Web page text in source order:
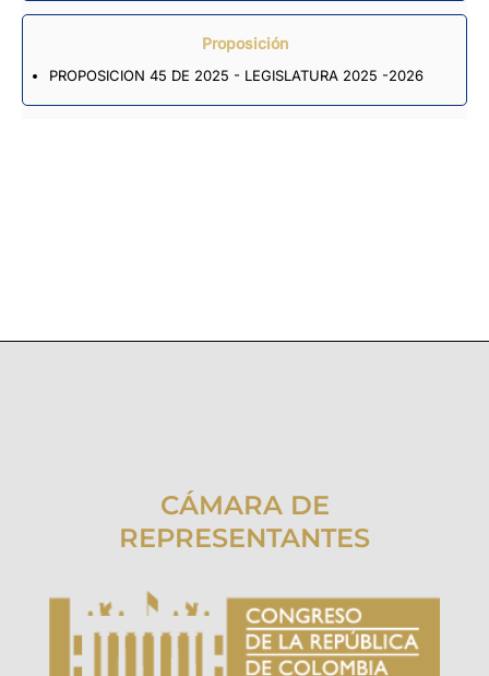
Proposición
PROPOSICION 45 DE 2025 - LEGISLATURA 2025 -2026
CÁMARA DE
REPRESENTANTES